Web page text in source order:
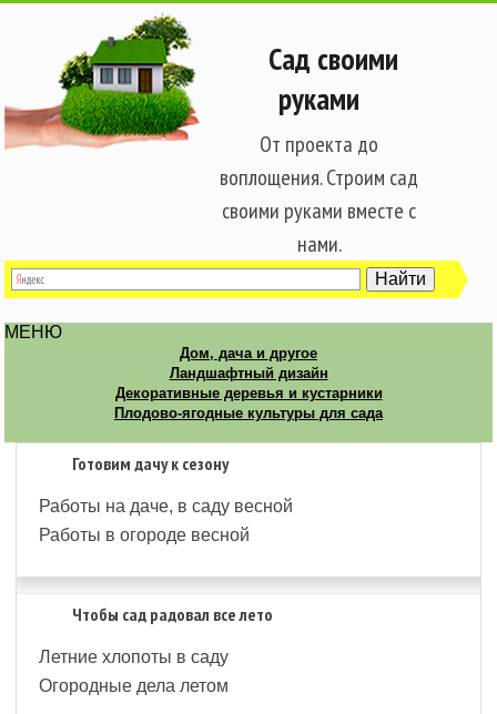
Сад своими
руками
От проекта до
воплощения. Строим сад
своими руками вместе с
нами.
МЕНЮ
Дом, дача и другое
Ландшафтный дизайн
Декоративные деревья и кустарники
Плодово-ягодные культуры для сада
Готовим дачу к сезону
Работы на даче, в саду весной
Работы в огороде весной
Чтобы сад радовал все лето
Летние хлопоты в саду
Огородные дела летом